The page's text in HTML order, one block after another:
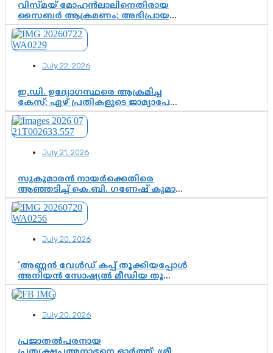
വിസ്മയ് മോഹൻലാലിനെതിരായ
സൈബർ ആക്രമണം; അഭിപ്രായ
സ്വാതന്ത്ര്യത്തെ നിശ്ശബ്ദമാക്കുന്ന
ഡിജിറ്റൽ ഗുണ്ടായിസത്തിന് അറുതി
വേണം
July 22, 2026
ഇ.ഡി. ഉദ്യോഗസ്ഥരെ ആക്രമിച്ച
കേസ്: ഏഴ് പ്രതികളുടെ ജാമ്യാപേക്ഷ
വീണ്ടും തള്ളി; അന്വേഷണം തുടരാൻ
കോടതി അനുമതി
July 21, 2026
സുകുമാരൻ നായർക്കെതിരെ
ആഞ്ഞടിച്ച് കെ.ബി. ഗണേഷ് കുമാർ,
വി.ഡി. സതീശന് പൂർണ പിന്തുണ
July 20, 2026
‘അണ്ണൻ വേൾഡ് കപ്പ് തൂക്കിയപ്പോൾ
അനിയൻ സോഷ്യൽ മീഡിയ തൂക്കി’;
ലാമിൻ യമാലിന്റെ
കിരീടധാരണത്തിനിടെ
ചുണക്കുട്ടൻ
July 20, 2026
പ്രജാതൽപരനായ